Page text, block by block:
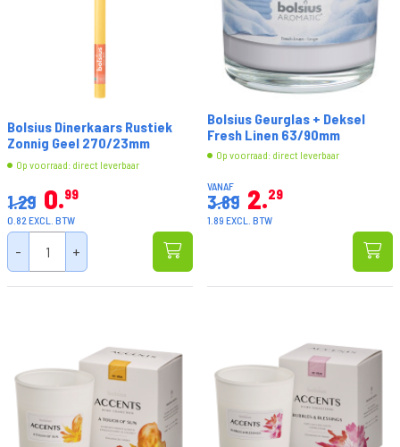
Bolsius Dinerkaars Rustiek
Zonnig Geel 270/23mm
Op voorraad: direct leverbaar
1.29 0 99
0.82 EXCL. BTW
- +
Bolsius Geurglas + Deksel
Fresh Linen 63/90mm
Op voorraad: direct leverbaar
VANAF
3.89 2 29
1.89 EXCL. BTW